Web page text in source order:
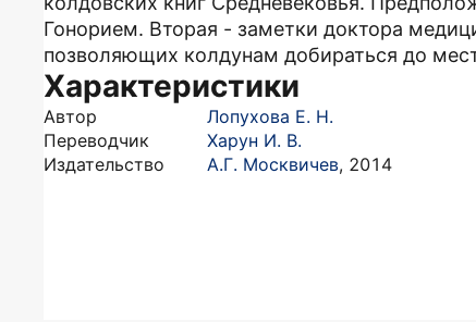
Гонорием. Вторая - заметки доктора
позволяющих колдунам добираться до
Характеристики
Автор
Лопухова Е. Н.
Переводчик
Харун И. В.
Издательство
А.Г. Москвичев, 2014